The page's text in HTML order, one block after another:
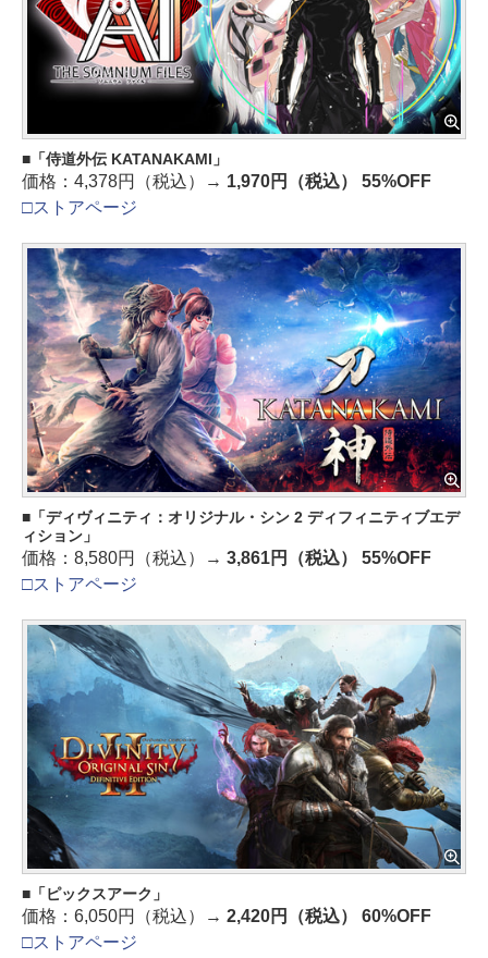
「侍道外伝 KATANAKAMI」
価格：4,378円（税込）→ 1,970円（税込） 55%OFF
□ストアページ
「ディヴィニティ：オリジナル・シン 2 ディフィニティブエデ
ィション」
価格：8,580円（税込）→ 3,861円（税込） 55%OFF
□ストアページ
「ピックスアーク」
価格：6,050円（税込）→ 2,420円（税込） 60%OFF
□ストアページ